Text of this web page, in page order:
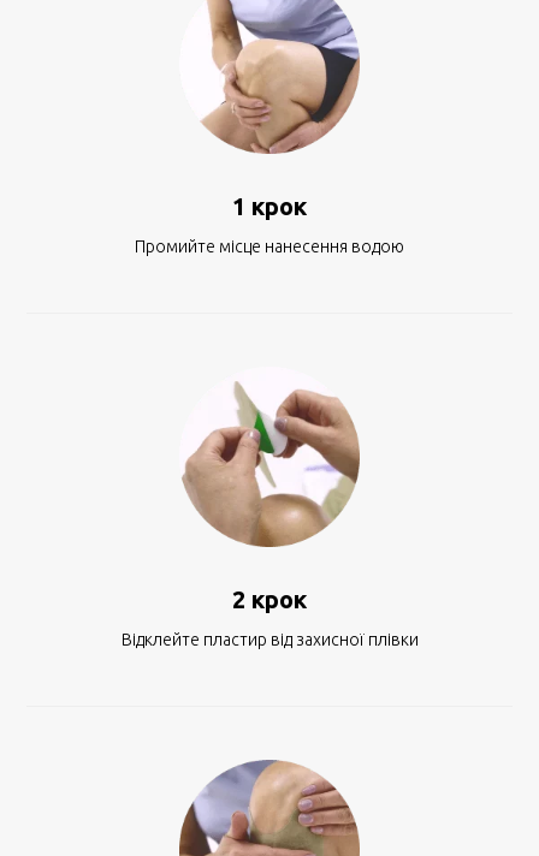
1 крок
Промийте місце нанесення водою
2 крок
Відклейте пластир від захисної плівки